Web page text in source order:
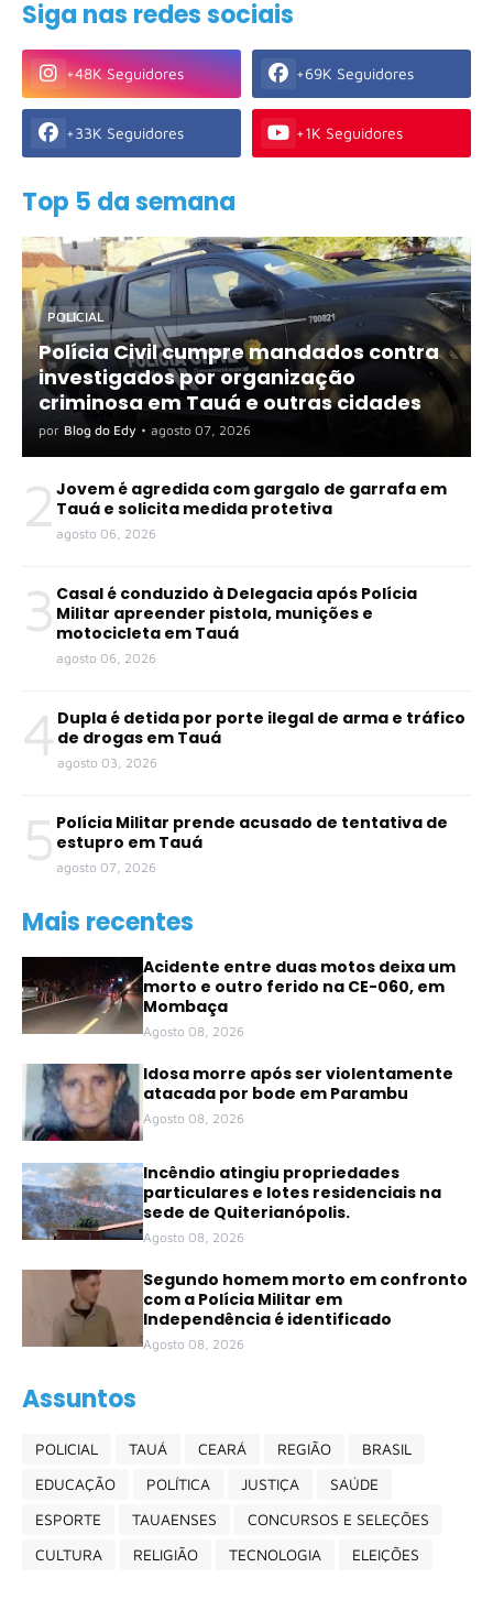
Siga nas redes sociais
+48K Seguidores +69K Seguidores
+33K Seguidores +1K Seguidores
Top 5 da semana
POLICIAL
Polícia Civil cumpre mandados contra
investigados por organização
criminosa em Tauá e outras cidades
por Blog do Edy • agosto 07, 2026
2 Jovem é agredida com gargalo de garrafa em
Tauá e solicita medida protetiva
agosto 06, 2026
3 Casal é conduzido à Delegacia após Polícia
Militar apreender pistola, munições e
motocicleta em Tauá
agosto 06, 2026
4 Dupla é detida por porte ilegal de arma e tráfico
de drogas em Tauá
agosto 03, 2026
5 Polícia Militar prende acusado de tentativa de
estupro em Tauá
agosto 07, 2026
Mais recentes
Acidente entre duas motos deixa um
morto e outro ferido na CE-060, em
Mombaça
Agosto 08, 2026
Idosa morre após ser violentamente
atacada por bode em Parambu
Agosto 08, 2026
Incêndio atingiu propriedades
particulares e lotes residenciais na
sede de Quiterianópolis.
Agosto 08, 2026
Segundo homem morto em confronto
com a Polícia Militar em
Independência é identificado
Agosto 08, 2026
Assuntos
POLICIAL TAUÁ CEARÁ REGIÃO
BRASIL
EDUCAÇÃO
POLÍTICA JUSTIÇA
SAÚDE
ESPORTE
TAUAENSES
CONCURSOS E SELEÇÕES
CULTURA
RELIGIÃO TECNOLOGIA ELEIÇÕES